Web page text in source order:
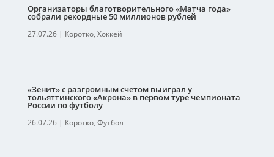
Организаторы благотворительного «Матча года»
собрали рекордные 50 миллионов рублей
27.07.26| Коротко, Хоккей
«Зенит» с разгромным счетом выиграл у
тольяттинского «Акрона» в первом туре чемпионата
России по футболу
26.07.26| Коротко, Футбол